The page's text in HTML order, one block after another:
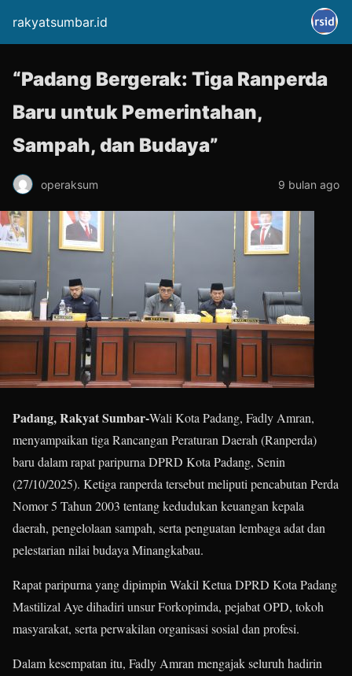
rakyatsumbar.id
“Padang Bergerak: Tiga Ranperda
Baru untuk Pemerintahan,
Sampah, dan Budaya”
operaksum 9 bulan ago
Padang, Rakyat Sumbar-Wali Kota Padang, Fadly Amran,
menyampaikan tiga Rancangan Peraturan Daerah (Ranperda)
baru dalam rapat paripurna DPRD Kota Padang, Senin
(27/10/2025). Ketiga ranperda tersebut meliputi pencabutan Perda
Nomor 5 Tahun 2003 tentang kedudukan keuangan kepala
daerah, pengelolaan sampah, serta penguatan lembaga adat dan
pelestarian nilai budaya Minangkabau.
Rapat paripurna yang dipimpin Wakil Ketua DPRD Kota Padang
Mastilizal Aye dihadiri unsur Forkopimda, pejabat OPD, tokoh
masyarakat, serta perwakilan organisasi sosial dan profesi.
Dalam kesempatan itu, Fadly Amran mengajak seluruh hadirin